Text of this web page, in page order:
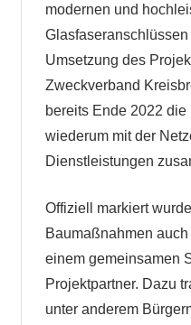
modernen und
Umsetzung des
Zweckverband
bereits Ende 2022
wiederum mit der
Dienstleistungen
Offiziell markiert
Baumaßnahmen
einem gemeinsamen
Projektpartner. Dazu
unter anderem